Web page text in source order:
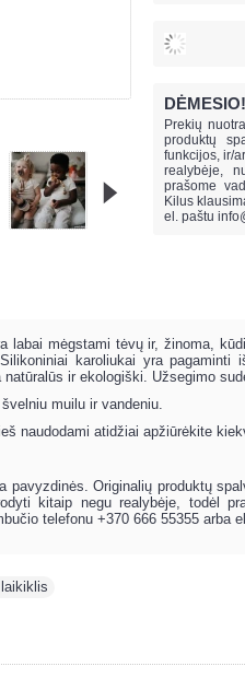
DĖMESIO!
Prekių
produktų
funkcijos, ir/
realybėje, n
prašome
Kilus
el. paštu
labai mėgstami tėvų ir, žinoma,
karoliukai yra
ir ekologiški. Užsegimo
muilu ir vandeniu.
naudodami atidžiai apžiūrėkite
Originalių produktų
kitaip negu realybėje, todėl
telefonu +370 666 55355 arba